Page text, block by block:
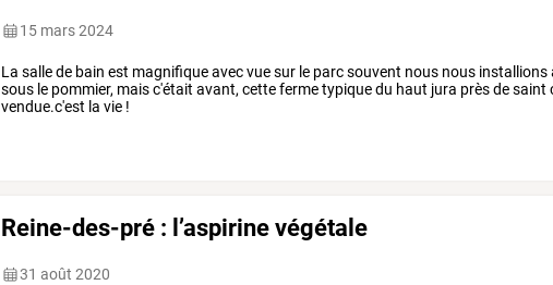
15 mars 2024
La salle de bain est magnifique avec vue sur le parc souvent nous nous installions
sous le pommier, mais c'était avant, cette ferme typique du haut jura près de saint
vendue.c'est la vie !
Reine-des-pré : l’aspirine végétale
31 août 2020